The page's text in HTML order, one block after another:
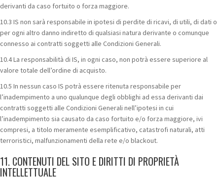
derivanti da caso fortuito o forza maggiore.
10.3 IS non sarà responsabile in ipotesi di perdite di ricavi, di utili, di dati o
per ogni altro danno indiretto di qualsiasi natura derivante o comunque
connesso ai contratti soggetti alle Condizioni Generali.
10.4 La responsabilità di IS, in ogni caso, non potrà essere superiore al
valore totale dell’ordine di acquisto.
10.5 In nessun caso IS potrà essere ritenuta responsabile per
l’inadempimento a uno qualunque degli obblighi ad essa derivanti dai
contratti soggetti alle Condizioni Generali nell’ipotesi in cui
l’inadempimento sia causato da caso fortuito e/o forza maggiore, ivi
compresi, a titolo meramente esemplificativo, catastrofi naturali, atti
terroristici, malfunzionamenti della rete e/o blackout.
11. CONTENUTI DEL SITO E DIRITTI DI PROPRIETÀ
INTELLETTUALE